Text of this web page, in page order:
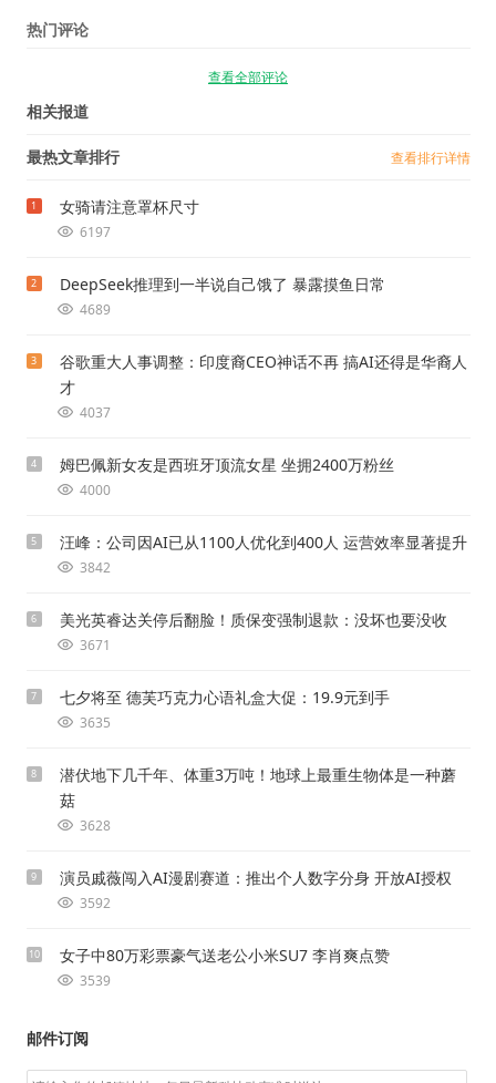
热门评论
查看全部评论
相关报道
最热文章排行 查看排行详情
1 女骑请注意罩杯尺寸
6197
2 DeepSeek推理到一半说自己饿了 暴露摸鱼日常
4689
3
谷歌重大人事调整：印度裔CEO神话不再 搞AI还得是华裔人
才
4037
4 姆巴佩新女友是西班牙顶流女星 坐拥2400万粉丝
4000
5 汪峰：公司因AI已从1100人优化到400人 运营效率显著提升
3842
6 美光英睿达关停后翻脸！质保变强制退款：没坏也要没收
3671
7 七夕将至 德芙巧克力心语礼盒大促：19.9元到手
3635
8
潜伏地下几千年、体重3万吨！地球上最重生物体是一种蘑
菇
3628
9 演员戚薇闯入AI漫剧赛道：推出个人数字分身 开放AI授权
3592
10 女子中80万彩票豪气送老公小米SU7 李肖爽点赞
3539
邮件订阅